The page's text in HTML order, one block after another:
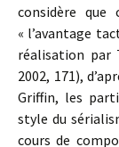
considère
« l’avantage
réalisation par
2002, 171),
Griffin, les
style du
cours de